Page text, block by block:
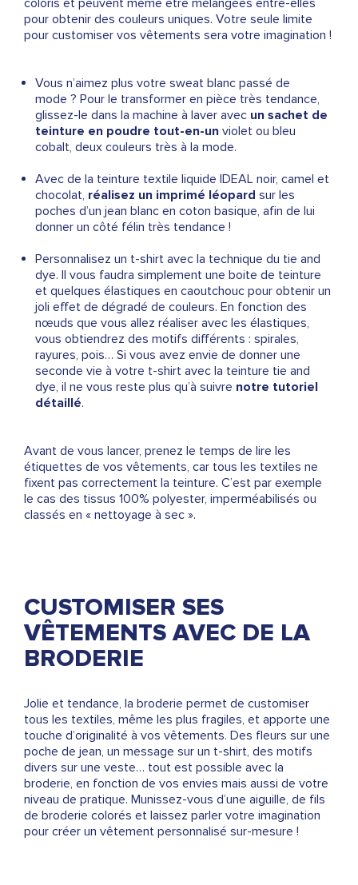
coloris et peuvent même être mélangées entre-elles
pour obtenir des couleurs uniques. Votre seule limite
pour customiser vos vêtements sera votre imagination !
Vous n’aimez plus votre sweat blanc passé de
mode ? Pour le transformer en pièce très tendance,
glissez-le dans la machine à laver avec un sachet de
teinture en poudre tout-en-un violet ou bleu
cobalt, deux couleurs très à la mode.
Avec de la teinture textile liquide IDEAL noir, camel et
chocolat, réalisez un imprimé léopard sur les
poches d’un jean blanc en coton basique, afin de lui
donner un côté félin très tendance !
Personnalisez un t-shirt avec la technique du tie and
dye. Il vous faudra simplement une boite de teinture
et quelques élastiques en caoutchouc pour obtenir un
joli effet de dégradé de couleurs. En fonction des
nœuds que vous allez réaliser avec les élastiques,
vous obtiendrez des motifs différents : spirales,
rayures, pois… Si vous avez envie de donner une
seconde vie à votre t-shirt avec la teinture tie and
dye, il ne vous reste plus qu’à suivre notre tutoriel
détaillé.
Avant de vous lancer, prenez le temps de lire les
étiquettes de vos vêtements, car tous les textiles ne
fixent pas correctement la teinture. C’est par exemple
le cas des tissus 100% polyester, imperméabilisés ou
classés en « nettoyage à sec ».
CUSTOMISER SES
VÊTEMENTS AVEC DE LA
BRODERIE
Jolie et tendance, la broderie permet de customiser
tous les textiles, même les plus fragiles, et apporte une
touche d’originalité à vos vêtements. Des fleurs sur une
poche de jean, un message sur un t-shirt, des motifs
divers sur une veste… tout est possible avec la
broderie, en fonction de vos envies mais aussi de votre
niveau de pratique. Munissez-vous d’une aiguille, de fils
de broderie colorés et laissez parler votre imagination
pour créer un vêtement personnalisé sur-mesure !